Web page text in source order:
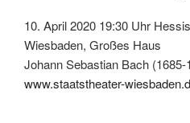
10. April 2020 19:30 Uhr
Wiesbaden, Großes Haus
Johann Sebastian Bach
www.staatstheater-